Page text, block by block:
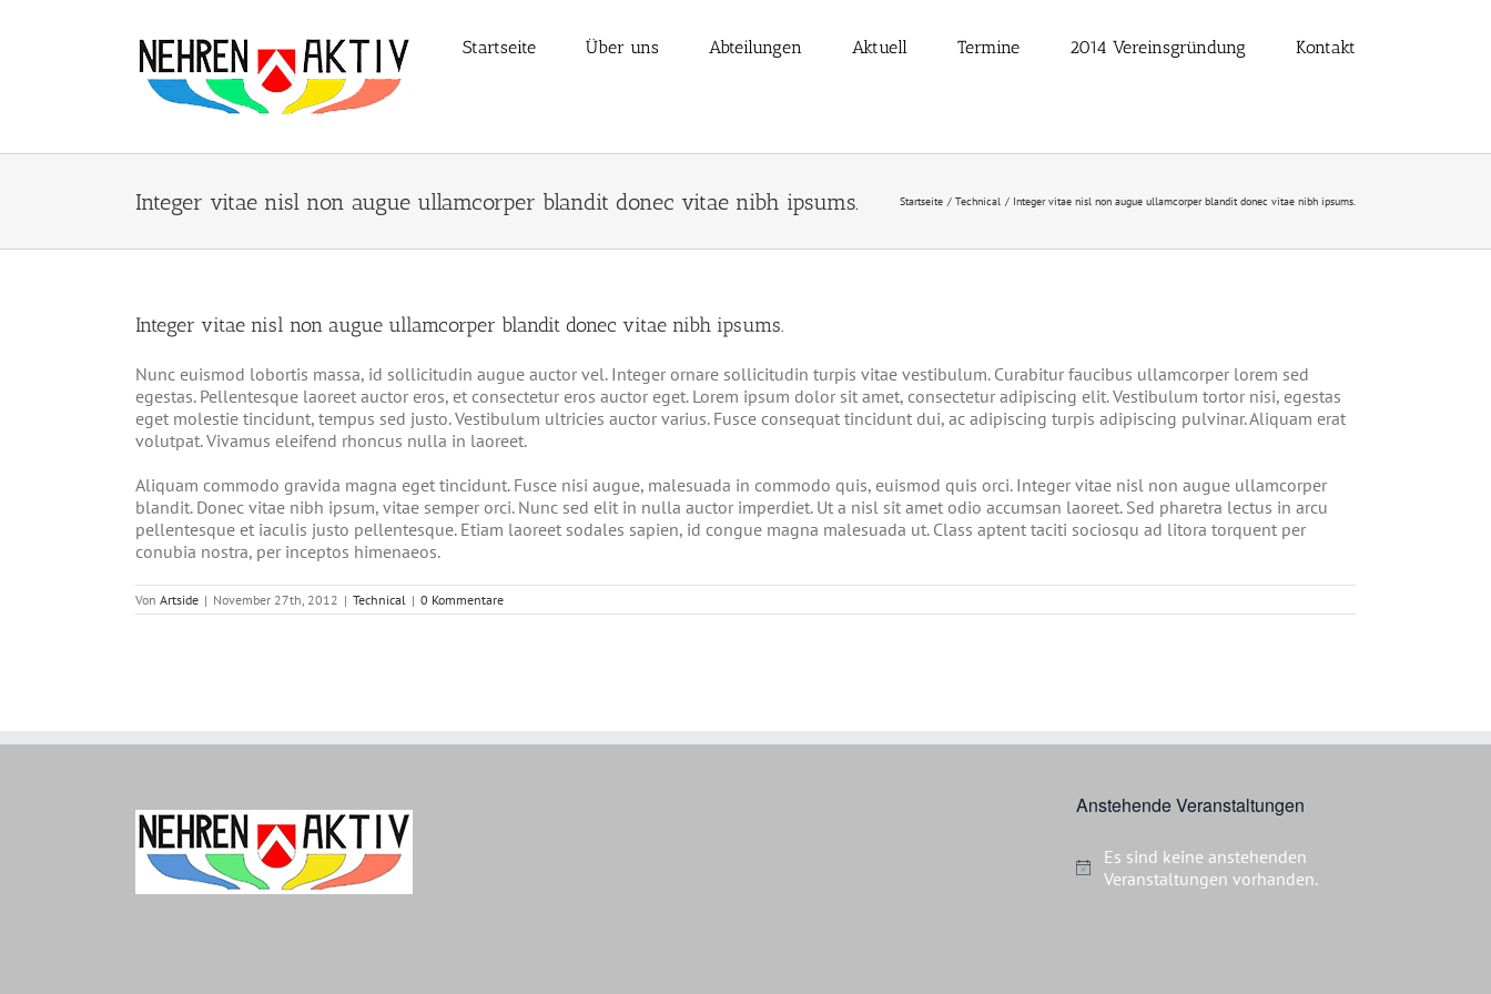
Startseite Über uns Abteilungen Aktuell Termine 2014 Vereinsgründung Kontakt
Integer vitae nisl non augue ullamcorper blandit donec vitae nibh ipsums. Startseite Technical Integer vitae nisl non augue ullamcorper blandit donec vitae nibh ipsums.
Integer vitae nisl non augue ullamcorper blandit donec vitae nibh ipsums.
Nunc euismod lobortis massa, id sollicitudin augue auctor vel. Integer ornare sollicitudin turpis vitae vestibulum. Curabitur faucibus ullamcorper lorem sed
egestas. Pellentesque laoreet auctor eros, et consectetur eros auctor eget. Lorem ipsum dolor sit amet, consectetur adipiscing elit. Vestibulum tortor nisi, egestas
eget molestie tincidunt, tempus sed justo. Vestibulum ultricies auctor varius. Fusce consequat tincidunt dui, ac adipiscing turpis adipiscing pulvinar. Aliquam erat
volutpat. Vivamus eleifend rhoncus nulla in laoreet.
Aliquam commodo gravida magna eget tincidunt. Fusce nisi augue, malesuada in commodo quis, euismod quis orci. Integer vitae nisl non augue ullamcorper
blandit. Donec vitae nibh ipsum, vitae semper orci. Nunc sed elit in nulla auctor imperdiet. Ut a nisl sit amet odio accumsan laoreet. Sed pharetra lectus in arcu
pellentesque et iaculis justo pellentesque. Etiam laoreet sodales sapien, id congue magna malesuada ut. Class aptent taciti sociosqu ad litora torquent per
conubia nostra, per inceptos himenaeos.
Von Artside | November 27th, 2012 | Technical | 0 Kommentare
Anstehende Veranstaltungen
Hinweis
Es sind keine anstehenden
Veranstaltungen vorhanden.